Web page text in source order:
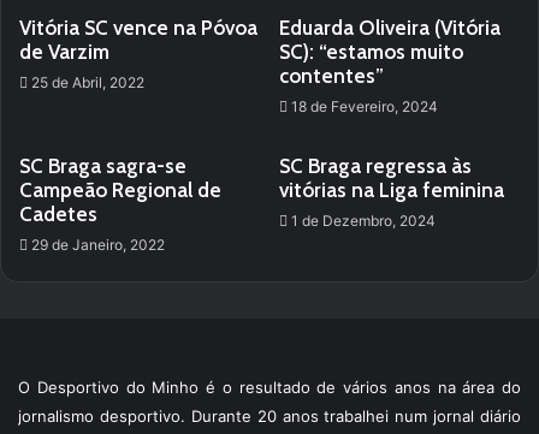
Vitória SC vence na Póvoa
de Varzim
25 de Abril, 2022
Eduarda Oliveira (Vitória
SC): “estamos muito
contentes”
18 de Fevereiro, 2024
SC Braga sagra-se
Campeão Regional de
Cadetes
29 de Janeiro, 2022
SC Braga regressa às
vitórias na Liga feminina
1 de Dezembro, 2024
O Desportivo do Minho é o resultado de vários anos na área do
jornalismo desportivo. Durante 20 anos trabalhei num jornal diário